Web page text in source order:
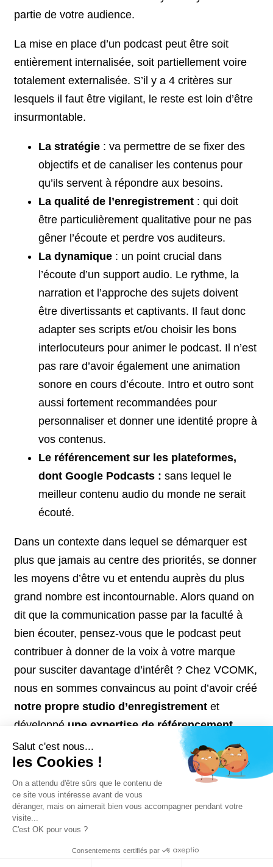
Salut c'est nous...
les Cookies !
On a attendu d'être sûrs que le contenu de
ce site vous intéresse avant de vous
déranger, mais on aimerait bien vous accompagner pendant votre
visite...
C'est OK pour vous ?
Consentements certifiés par
partie de votre audience.
La mise en place d’un podcast peut être soit
entièrement internalisée, soit partiellement voire
totalement externalisée. S’il y a 4 critères sur
lesquels il faut être vigilant, le reste est loin d’être
insurmontable.
La stratégie : va permettre de se fixer des
objectifs et de canaliser les contenus pour
qu’ils servent à répondre aux besoins.
La qualité de l’enregistrement : qui doit
être particulièrement qualitative pour ne pas
gêner l’écoute et perdre vos auditeurs.
La dynamique : un point crucial dans
l’écoute d’un support audio. Le rythme, la
narration et l’approche des sujets doivent
être divertissants et captivants. Il faut donc
adapter ses scripts et/ou choisir les bons
interlocuteurs pour animer le podcast. Il n’est
pas rare d’avoir également une animation
sonore en cours d’écoute. Intro et outro sont
aussi fortement recommandées pour
personnaliser et donner une identité propre à
vos contenus.
Le référencement sur les plateformes,
dont Google Podcasts : sans lequel le
meilleur contenu audio du monde ne serait
écouté.
Dans un contexte dans lequel se démarquer est
plus que jamais au centre des priorités, se donner
les moyens d’être vu et entendu auprès du plus
grand nombre est incontournable. Alors quand on
dit que la communication passe par la faculté à
bien écouter, pensez-vous que le podcast peut
contribuer à donner de la voix à votre marque
pour susciter davantage d’intérêt ? Chez VCOMK,
nous en sommes convaincus au point d’avoir créé
notre propre studio d’enregistrement et
développé une expertise de référencement
(SEO) sur les différentes plateformes de
podcasts dont Google Podcasts!
© VCOMK
Gestion de la Confidentialité